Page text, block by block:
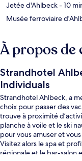
Jetée d'Ahlbeck- 10
Musée ferroviaire
À propos de
Strandhotel
Individuals
Strandhotel Ahlbeck, a
choix pour passer des
trouve à proximité
planche à voile et le ski
pour vous amuser et
Visitez alors le spa et
régionale et le bar-salon